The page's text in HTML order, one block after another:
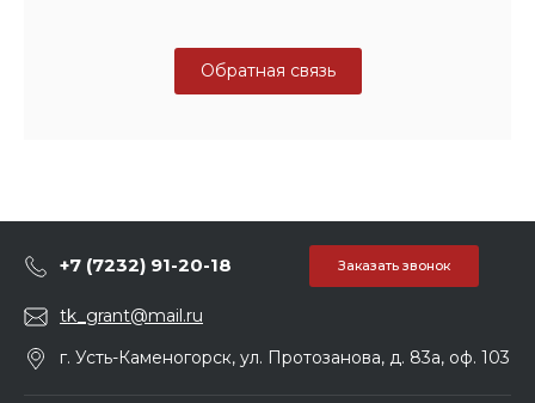
Обратная связь
+7 (7232) 91-20-18 Заказать звонок
tk_grant@mail.ru
г. Усть-Каменогорск, ул. Протозанова, д. 83а, оф. 103